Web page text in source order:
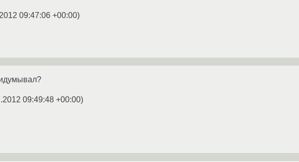
09:47:06 +00:00)
09:49:48 +00:00)